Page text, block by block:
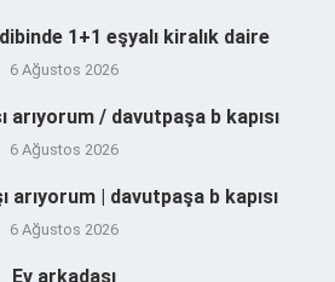
1+1 eşyalı kiralık daire
6 Ağustos 2026
arıyorum / davutpaşa b kapısı
6 Ağustos 2026
arıyorum | davutpaşa b kapısı
6 Ağustos 2026
Ev arkadaşı